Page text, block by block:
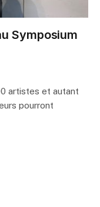
Symposium
artistes et autant
pourront